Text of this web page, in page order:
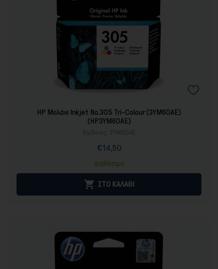
HP Μελάνι Inkjet No.305 Tri-Colour (3YM60AE)
(HP3YM60AE)
Τιμή
€14,50
Διαθέσιμο
 ΣΤΟ ΚΑΛΑΘΙ